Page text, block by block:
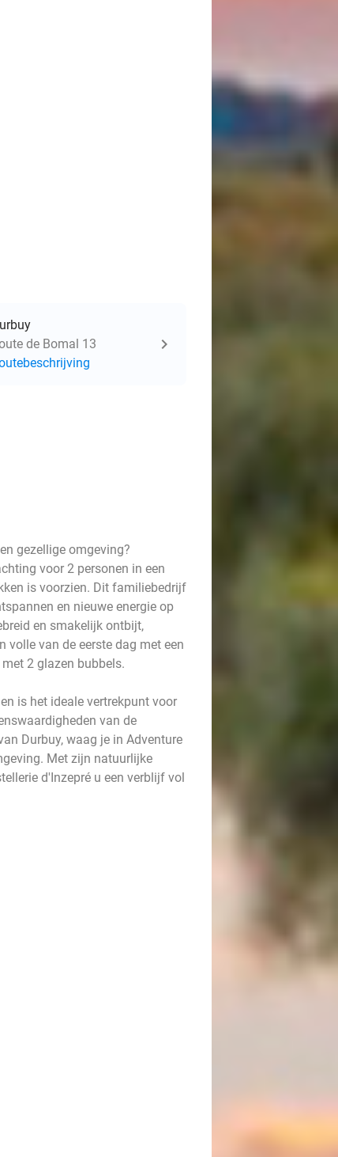
de Bomal 13
gezellige omgeving?
voor 2 personen in een
is voorzien. Dit familiebedrijf
en nieuwe energie op
en smakelijk ontbijt,
volle van de eerste dag met een
2 glazen bubbels.
is het ideale vertrekpunt voor
van de
Durbuy, waag je in Adventure
Met zijn natuurlijke
d'Inzepré u een verblijf vol